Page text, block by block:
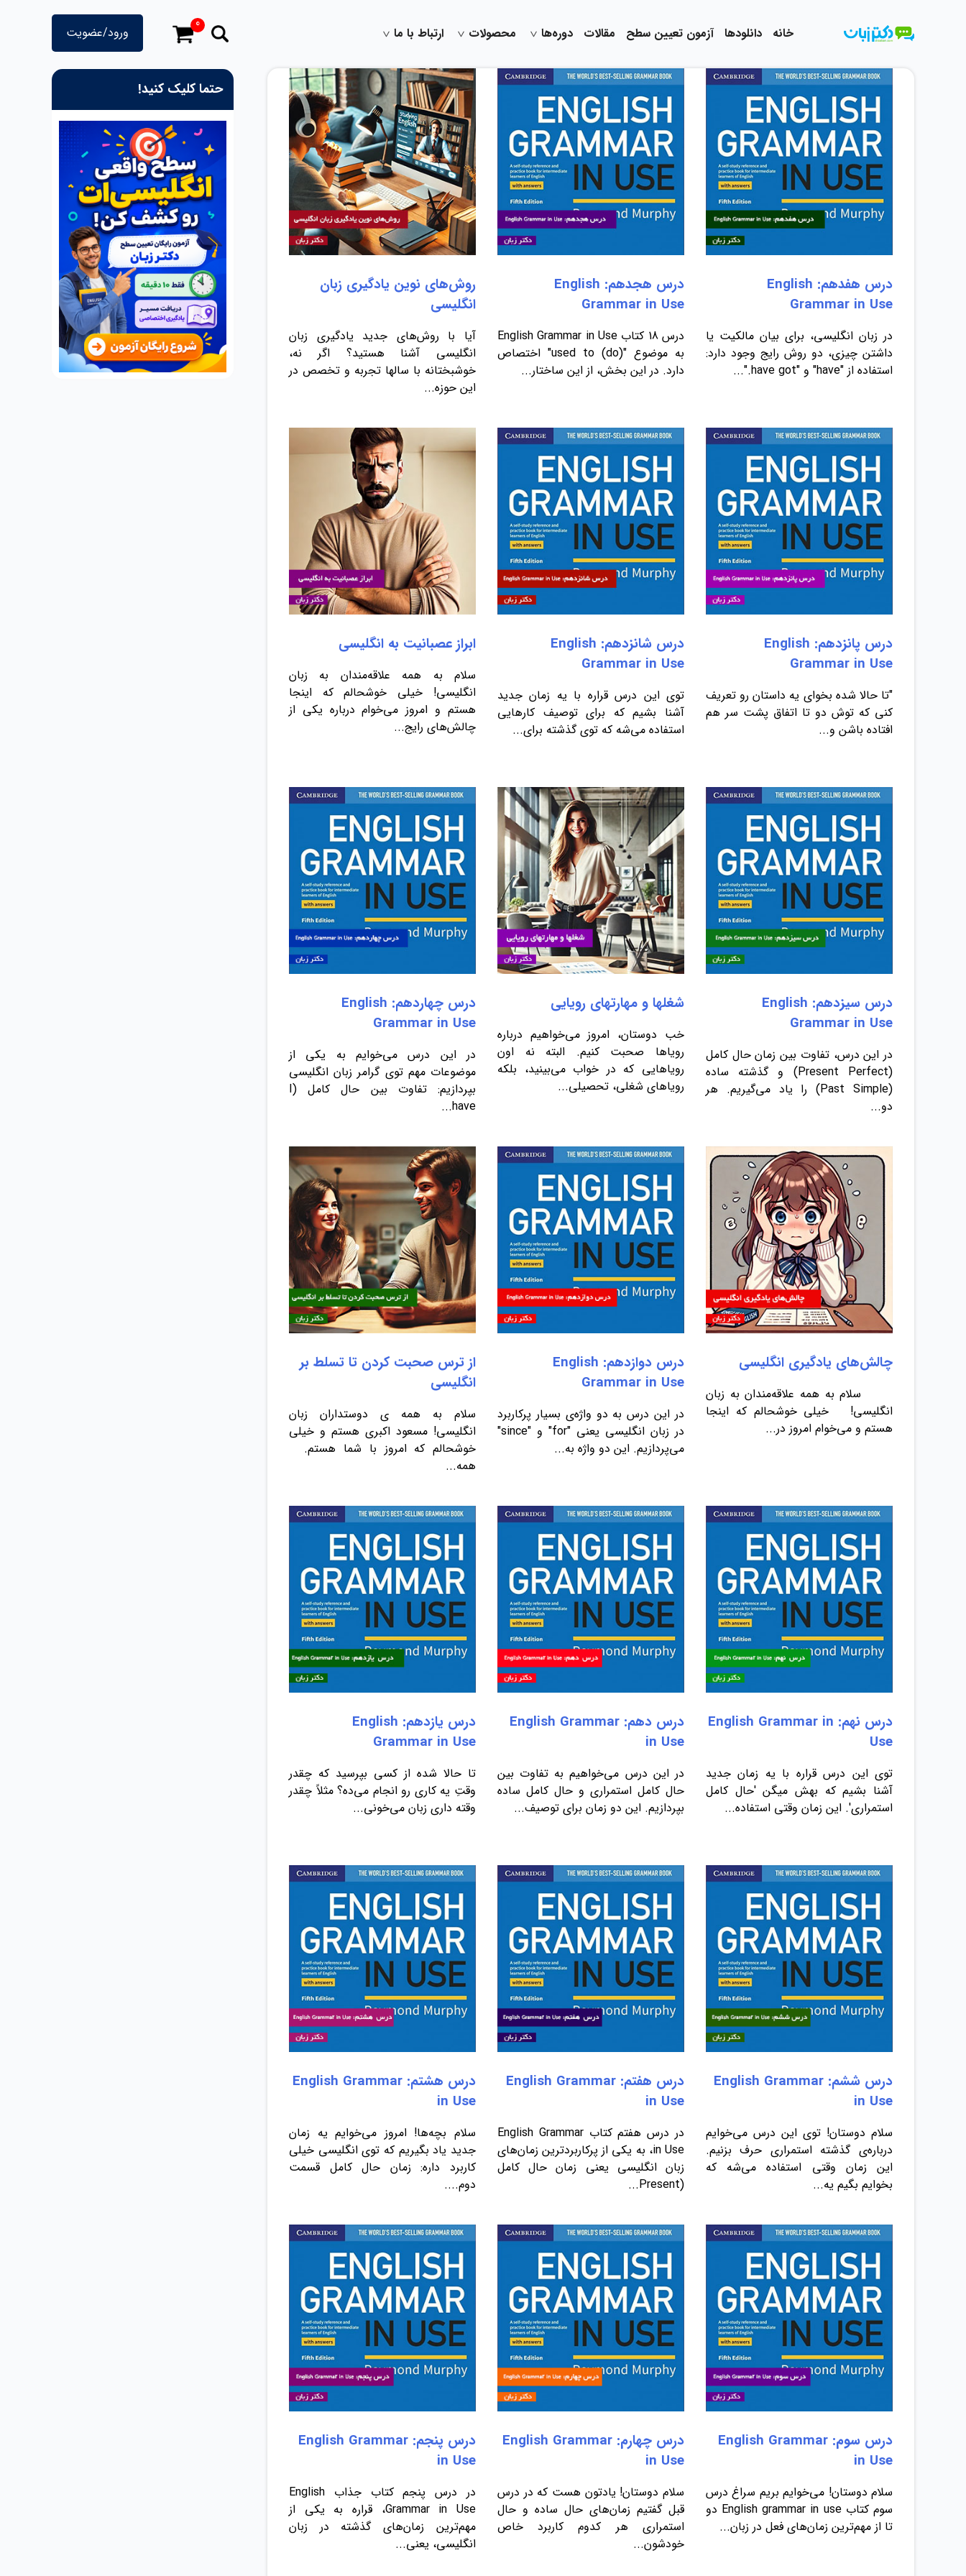
خانه دانلودها آزمون تعیین سطح مقالات دوره‌ها محصولات ارتباط با ما ورود/عضویت
0
حتما کلیک کنید!
روش‌های نوین یادگیری زبان
انگلیسی
آیا با روش‌های جدید یادگیری زبان
انگلیسی آشنا هستید؟ اگر نه،
خوشبختانه با سالها تجربه و تخصص در
این حوزه...
درس هجدهم: English
Grammar in Use
درس 18 کتاب English Grammar in Use
به موضوع "used to (do)" اختصاص
دارد. در این بخش، از این ساختار...
درس هفدهم: English
Grammar in Use
در زبان انگلیسی، برای بیان مالکیت یا
داشتن چیزی، دو روش رایج وجود دارد:
استفاده از "have" و "have got."...
ابراز عصبانیت به انگلیسی
سلام به همه علاقه‌مندان به زبان
انگلیسی! خیلی خوشحالم که اینجا
هستم و امروز می‌خوام درباره یکی از
چالش‌های رایج...
درس شانزدهم: English
Grammar in Use
توی این درس قراره با یه زمان جدید
آشنا بشیم که برای توصیف کارهایی
استفاده می‌شه که توی گذشته برای...
درس پانزدهم: English
Grammar in Use
"تا حالا شده بخوای یه داستان رو تعریف
کنی که توش دو تا اتفاق پشت سر هم
افتاده باشن و...
درس چهاردهم: English
Grammar in Use
در این درس می‌خوایم به یکی از
موضوعات مهم توی گرامر زبان انگلیسی
بپردازیم: تفاوت بین حال کامل (I
have...
شغلها و مهارتهای رویایی
خب دوستان، امروز می‌خواهیم درباره
رویاها صحبت کنیم. البته نه اون
رویاهایی که در خواب می‌بینید، بلکه
رویاهای شغلی، تحصیلی...
درس سیزدهم: English
Grammar in Use
در این درس، تفاوت بین زمان حال کامل
(Present Perfect) و گذشته ساده
(Past Simple) را یاد می‌گیریم. هر
دو...
از ترس صحبت کردن تا تسلط بر
انگلیسی
سلام به همه ی دوستداران زبان
انگلیسی! مسعود اکبری هستم و خیلی
خوشحالم که امروز با شما هستم.
همه...
درس دوازدهم: English
Grammar in Use
در این درس به دو واژه‌ی بسیار پرکاربرد
در زبان انگلیسی یعنی "for" و "since"
می‌پردازیم. این دو واژه به...
چالش‌های یادگیری انگلیسی
سلام به همه علاقه‌مندان به زبان
انگلیسی! خیلی خوشحالم که اینجا
هستم و می‌خوام امروز در...
درس یازدهم: English
Grammar in Use
تا حالا شده از کسی بپرسید که چقدر
وقتِ یه کاری رو انجام می‌ده؟ مثلاً چقدر
وقته داری زبان می‌خونی...
درس دهم: English Grammar
in Use
در این درس می‌خواهیم به تفاوت بین
حال کامل استمراری و حال کامل ساده
بپردازیم. این دو زمان برای توصیف...
درس نهم: English Grammar in
Use
توی این درس قراره با یه زمان جدید
آشنا بشیم که بهش میگن 'حال کامل
استمراری'. این زمان وقتی استفاده...
درس هشتم: English Grammar
in Use
سلام بچه‌ها! امروز می‌خوایم یه زمان
جدید یاد بگیریم که توی انگلیسی خیلی
کاربرد داره: زمان حال کامل قسمت
دوم....
درس هفتم: English Grammar
in Use
در درس هفتم کتاب English Grammar
in Use، به یکی از پرکاربردترین زمان‌های
زبان انگلیسی یعنی زمان حال کامل
(Present...
درس ششم: English Grammar
in Use
سلام دوستان! توی این درس می‌خوایم
درباره‌ی گذشته استمراری حرف بزنیم.
این زمان وقتی استفاده می‌شه که
بخوایم بگیم یه...
درس پنجم: English Grammar
in Use
در درس پنجم کتاب جذاب English
Grammar in Use، قراره به یکی از
مهم‌ترین زمان‌های گذشته در زبان
انگلیسی، یعنی...
درس چهارم: English Grammar
in Use
سلام دوستان! یادتون هست که در درس
قبل گفتیم زمان‌های حال ساده و حال
استمراری هر کدوم کاربرد خاص
خودشون...
درس سوم: English Grammar
in Use
سلام دوستان! می‌خوایم بریم سراغ درس
سوم کتاب English grammar in use دو
تا از مهم‌ترین زمان‌های فعل در زبان...